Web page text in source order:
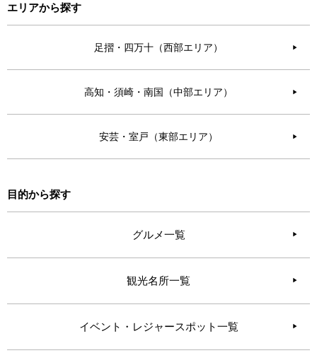
エリアから探す
足摺・四万十（西部エリア） ▶︎
高知・須崎・南国（中部エリア） ▶︎
安芸・室戸（東部エリア） ▶︎
目的から探す
グルメ一覧
観光名所一覧
イベント・レジャースポット一覧